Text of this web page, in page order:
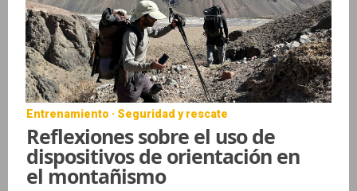
Entrenamiento · Seguridad y rescate
Reflexiones sobre el uso de
dispositivos de orientación en
el montañismo